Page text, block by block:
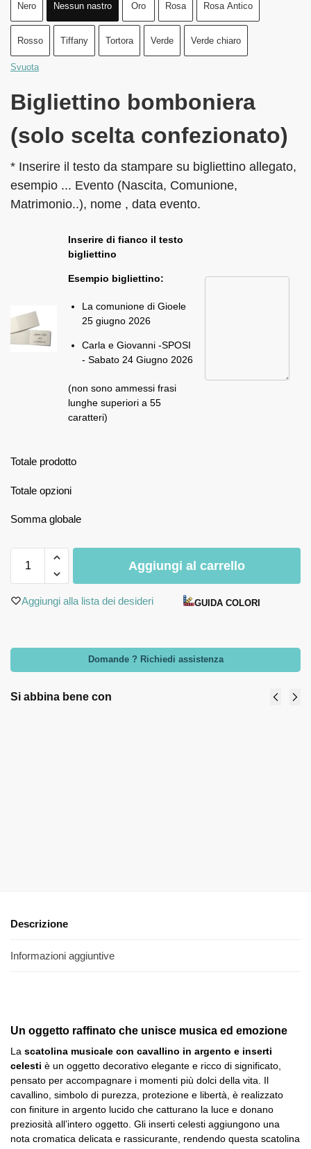
Nero Nessun nastro Oro Rosa Rosa Antico
Rosso Tiffany Tortora Verde Verde chiaro
Svuota
Bigliettino bomboniera
(solo scelta confezionato)
* Inserire il testo da stampare su bigliettino allegato,
esempio ... Evento (Nascita, Comunione,
Matrimonio..), nome , data evento.
Inserire di fianco il testo
bigliettino
Esempio bigliettino:
La comunione di Gioele
25 giugno 2026
Carla e Giovanni -SPOSI
- Sabato 24 Giugno 2026
(non sono ammessi frasi
lunghe superiori a 55
caratteri)
Totale prodotto
Totale opzioni
Somma globale
Aggiungi al carrello
Aggiungi alla lista dei desideri GUIDA COLORI
Domande ? Richiedi assistenza
Si abbina bene con
Descrizione
Informazioni aggiuntive
Un oggetto raffinato che unisce musica ed emozione
La scatolina musicale con cavallino in argento e inserti
celesti è un oggetto decorativo elegante e ricco di significato,
pensato per accompagnare i momenti più dolci della vita. Il
cavallino, simbolo di purezza, protezione e libertà, è realizzato
con finiture in argento lucido che catturano la luce e donano
preziosità all’intero oggetto. Gli inserti celesti aggiungono una
nota cromatica delicata e rassicurante, rendendo questa scatolina